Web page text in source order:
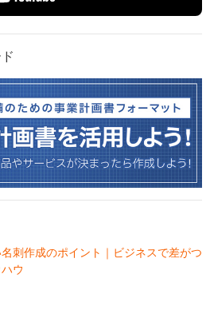
刺作成のポイント｜ビジネスで差がつ
ウ